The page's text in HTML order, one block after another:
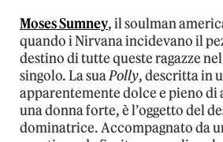
Moses Sumney, il soulman
quando i Nirvana incidevano il
destino di tutte queste ragazze
singolo. La suaPolly, descritta in
apparentemente dolce e pieno
una donna forte, è l’oggetto del
dominatrice. Accompagnato da